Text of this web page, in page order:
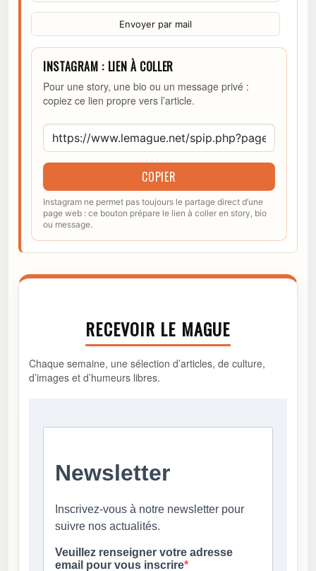
Envoyer par mail
INSTAGRAM : LIEN À COLLER
Pour une story, une bio ou un message privé :
copiez ce lien propre vers l’article.
COPIER
Instagram ne permet pas toujours le partage direct d’une
page web : ce bouton prépare le lien à coller en story, bio
ou message.
RECEVOIR LE MAGUE
Chaque semaine, une sélection d’articles, de culture,
d’images et d’humeurs libres.